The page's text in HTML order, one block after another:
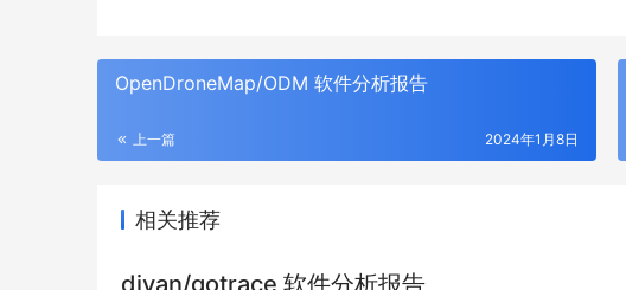
OpenDroneMap/ODM 软件分析报告
上一篇 2024年1月8日
相关推荐